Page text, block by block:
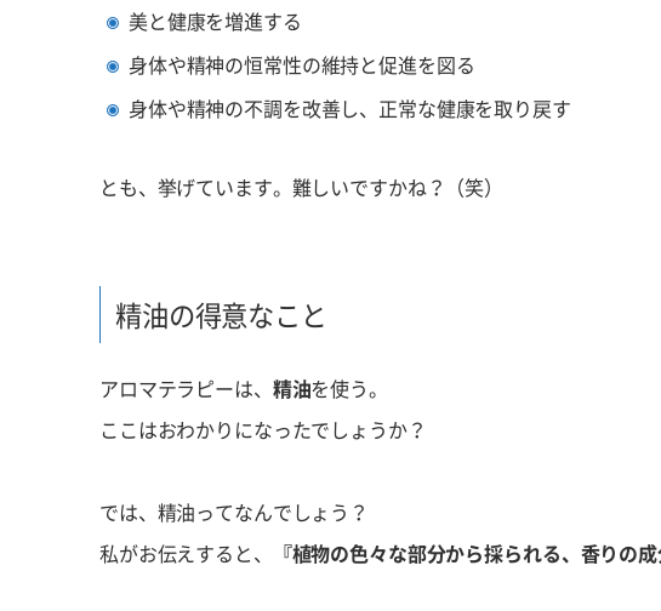
美と健康を増進する
身体や精神の恒常性の維持と促進を図る
身体や精神の不調を改善し、正常な健康を取り戻す
とも、挙げています。難しいですかね？（笑）
精油の得意なこと
アロマテラピーは、 精油を使う。
ここはおわかりになったでしょうか？
では、精油ってなんでしょう？
私がお伝えすると、
『植物の色々な部分から採られる、香りの